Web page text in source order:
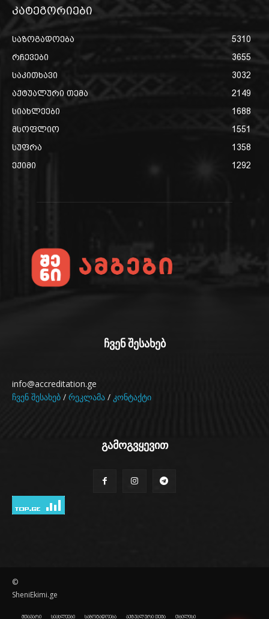
კატეგორიები
საზოგადოება
5310
რჩევები
3655
საკითხავი
3032
აქტუალური თემა
2149
სიახლეები
1688
მსოფლიო
1551
სუფრა
1358
ექიმი
1292
ჩვენ შესახებ
info@accreditation.ge
ჩვენ შესახებ / რეკლამა / კონტაქტი
გამოგვყევით
©
SheniEkimi.ge
მთავარი სიახლეები საზოგადოება აქტუალური თემა თბილისი